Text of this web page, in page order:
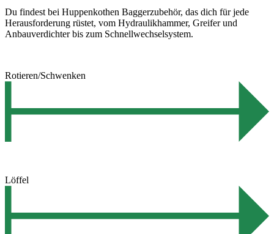
Du findest bei Huppenkothen Baggerzubehör, das dich für jede
Herausforderung rüstet, vom Hydraulikhammer, Greifer und
Anbauverdichter bis zum Schnellwechselsystem.
Rotieren/Schwenken
Löffel